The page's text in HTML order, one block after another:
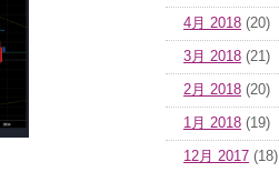
4月 2018 (20)
3月 2018 (21)
2月 2018 (20)
1月 2018 (19)
12月 2017 (18)